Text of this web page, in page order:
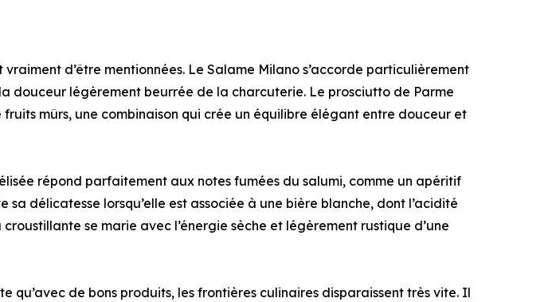
d’être mentionnées. Le Salame Milano s’accorde particulièrement
douceur légèrement beurrée de la charcuterie. Le prosciutto de Parme
mûrs, une combinaison qui crée un équilibre élégant entre douceur et
répond parfaitement aux notes fumées du salumi, comme un apéritif
délicatesse lorsqu’elle est associée à une bière blanche, dont l’acidité
se marie avec l’énergie sèche et légèrement rustique d’une
qu’avec de bons produits, les frontières culinaires disparaissent très vite. Il